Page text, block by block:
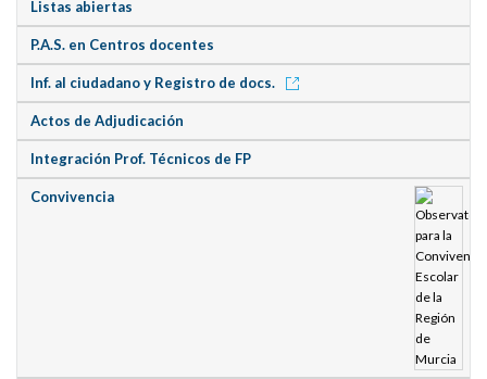
Listas abiertas
P.A.S. en Centros docentes
Inf. al ciudadano y Registro de docs.
Actos de Adjudicación
Integración Prof. Técnicos de FP
Convivencia